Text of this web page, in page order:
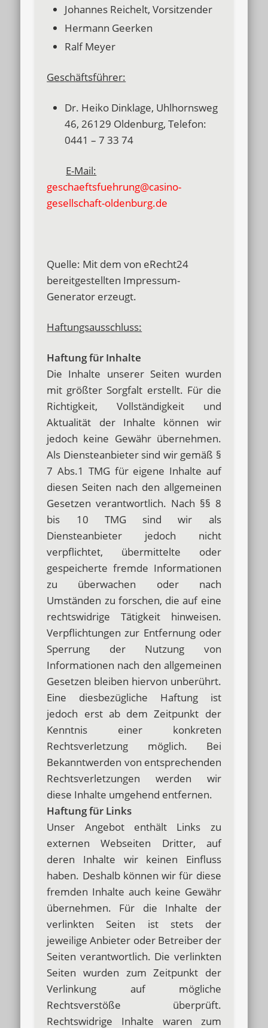
Johannes Reichelt, Vorsitzender
Hermann Geerken
Ralf Meyer
Geschäftsführer:
Dr. Heiko Dinklage, Uhlhornsweg
46, 26129 Oldenburg, Telefon:
0441 – 7 33 74
E-Mail:
geschaeftsfuehrung@casino-
gesellschaft-oldenburg.de
Quelle: Mit dem von eRecht24
bereitgestellten Impressum-
Generator erzeugt.
Haftungsausschluss:
Haftung für Inhalte
Die Inhalte unserer Seiten wurden
mit größter Sorgfalt erstellt. Für die
Richtigkeit, Vollständigkeit und
Aktualität der Inhalte können wir
jedoch keine Gewähr übernehmen.
Als Diensteanbieter sind wir gemäß §
7 Abs.1 TMG für eigene Inhalte auf
diesen Seiten nach den allgemeinen
Gesetzen verantwortlich. Nach §§ 8
bis 10 TMG sind wir als
Diensteanbieter jedoch nicht
verpflichtet, übermittelte oder
gespeicherte fremde Informationen
zu überwachen oder nach
Umständen zu forschen, die auf eine
rechtswidrige Tätigkeit hinweisen.
Verpflichtungen zur Entfernung oder
Sperrung der Nutzung von
Informationen nach den allgemeinen
Gesetzen bleiben hiervon unberührt.
Eine diesbezügliche Haftung ist
jedoch erst ab dem Zeitpunkt der
Kenntnis einer konkreten
Rechtsverletzung möglich. Bei
Bekanntwerden von entsprechenden
Rechtsverletzungen werden wir
diese Inhalte umgehend entfernen.
Haftung für Links
Unser Angebot enthält Links zu
externen Webseiten Dritter, auf
deren Inhalte wir keinen Einfluss
haben. Deshalb können wir für diese
fremden Inhalte auch keine Gewähr
übernehmen. Für die Inhalte der
verlinkten Seiten ist stets der
jeweilige Anbieter oder Betreiber der
Seiten verantwortlich. Die verlinkten
Seiten wurden zum Zeitpunkt der
Verlinkung auf mögliche
Rechtsverstöße überprüft.
Rechtswidrige Inhalte waren zum